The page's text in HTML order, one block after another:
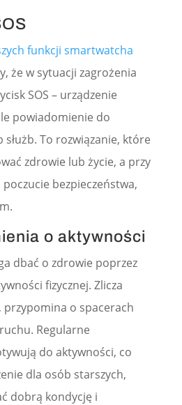
funkcji smartwatcha
że w sytuacji zagrożenia
SOS – urządzenie
powiadomienie do
To rozwiązanie, które
zdrowie lub życie, a przy
bezpieczeństwa,
o aktywności
dbać o zdrowie poprzez
fizycznej. Zlicza
o spacerach
Regularne
do aktywności, co
dla osób starszych,
dobrą kondycję i